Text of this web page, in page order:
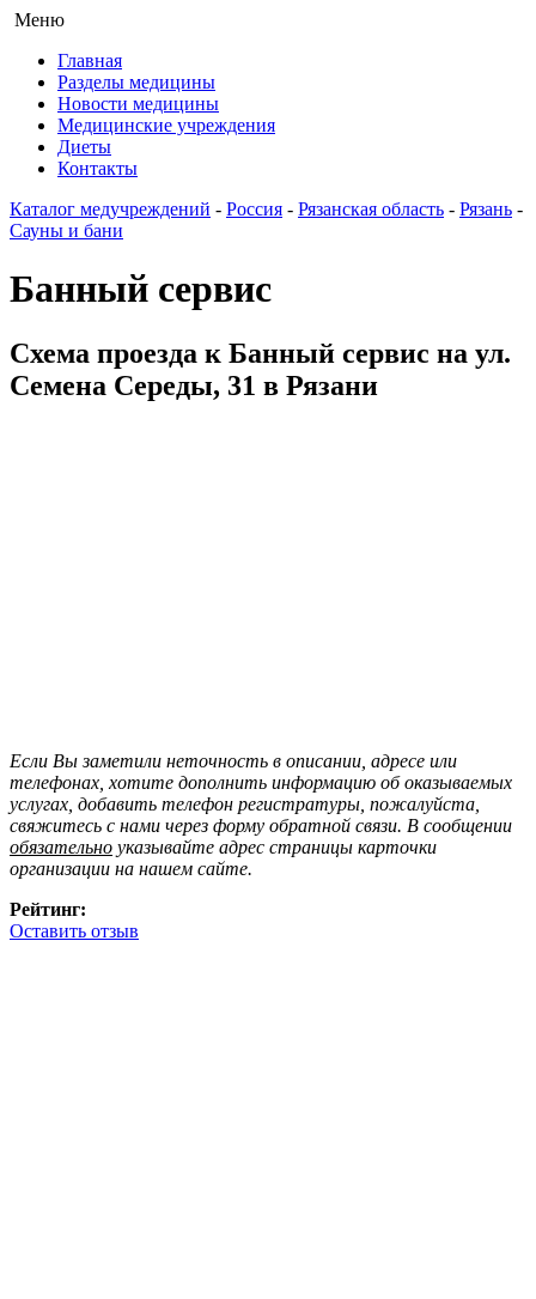
Меню
Главная
Разделы медицины
Новости медицины
Медицинские учреждения
Диеты
Контакты
Каталог медучреждений - Россия - Рязанская область - Рязань -
Сауны и бани
Банный сервис
Схема проезда к Банный сервис на ул.
Семена Середы, 31 в Рязани
Если Вы заметили неточность в описании, адресе или
телефонах, хотите дополнить информацию об оказываемых
услугах, добавить телефон регистратуры, пожалуйста,
свяжитесь с нами через форму обратной связи. В сообщении
обязательно указывайте адрес страницы карточки
организации на нашем сайте.
Рейтинг:
Оставить отзыв